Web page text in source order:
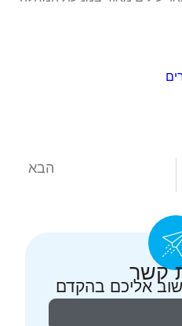
קשר
אליכם בהקדם
הבא